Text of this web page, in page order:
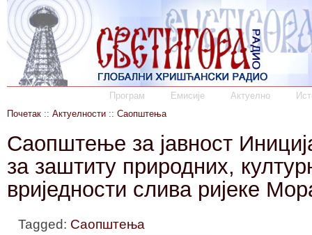
Програм Емисије Актуелно
Почетак :: Актуелности :: Саопштења
Саопштење за јавност
за заштиту природних,
вриједности слива ријеке
Tagged: Саопштења